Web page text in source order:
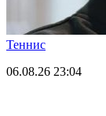
Теннис
06.08.26 23:04